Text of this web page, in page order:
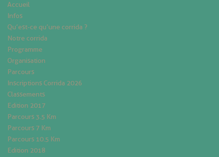
Accueil
Infos
Qu’est-ce qu’une corrida ?
Notre corrida
Programme
Organisation
Parcours
Inscriptions Corrida 2026
Classements
Edition 2017
Parcours 3.5 Km
Parcours 7 Km
Parcours 10.5 Km
Edition 2018